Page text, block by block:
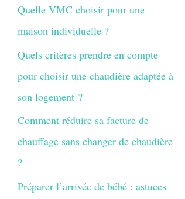
Quelle VMC choisir pour une
maison individuelle ?
Quels critères prendre en compte
pour choisir une chaudière adaptée à
son logement ?
Comment réduire sa facture de
chauffage sans changer de chaudière
?
Préparer l’arrivée de bébé : astuces